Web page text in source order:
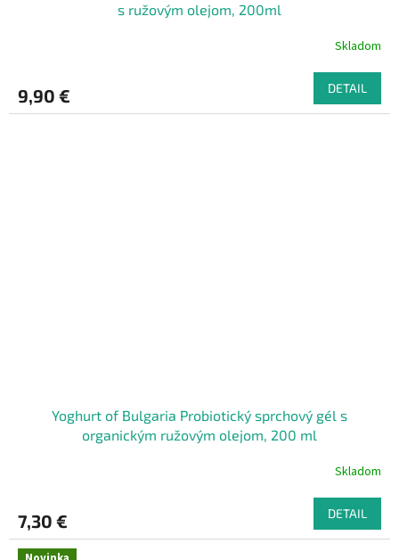
s ružovým olejom, 200ml
Skladom
9,90 € DETAIL
Yoghurt of Bulgaria Probiotický sprchový gél s
organickým ružovým olejom, 200 ml
Skladom
7,30 € DETAIL